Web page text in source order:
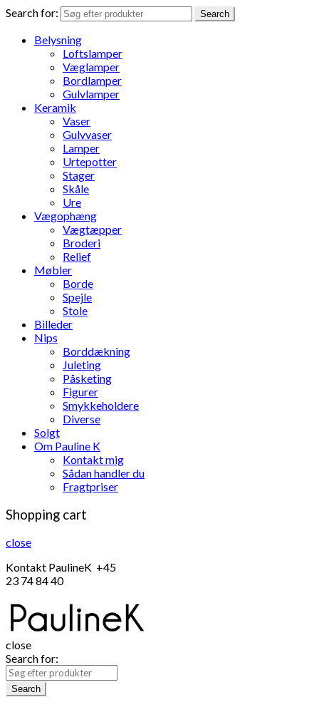
Search for: Search
Belysning
Loftslamper
Væglamper
Bordlamper
Gulvlamper
Keramik
Vaser
Gulvvaser
Lamper
Urtepotter
Stager
Skåle
Ure
Vægophæng
Vægtæpper
Broderi
Relief
Møbler
Borde
Spejle
Stole
Billeder
Nips
Borddækning
Juleting
Påsketing
Figurer
Smykkeholdere
Diverse
Solgt
Om Pauline K
Kontakt mig
Sådan handler du
Fragtpriser
Shopping cart
close
Kontakt PaulineK +45
23 74 84 40
close
Search for:
Search